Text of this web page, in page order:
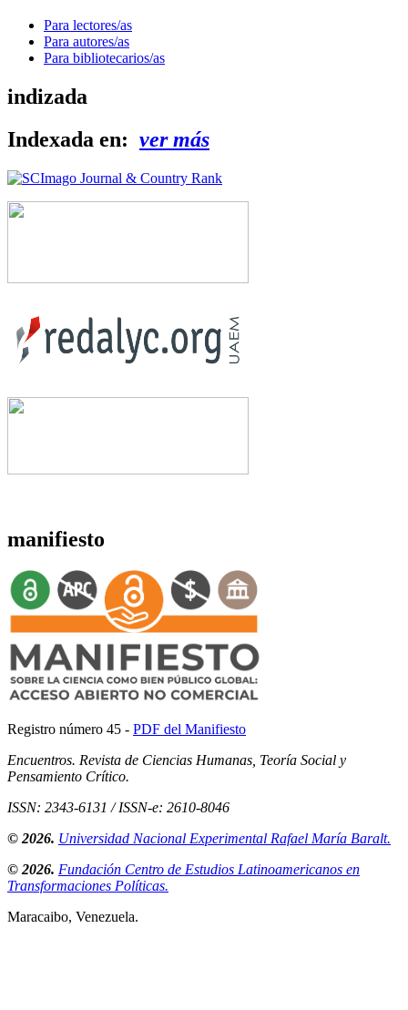
Para lectores/as
Para autores/as
Para bibliotecarios/as
indizada
Indexada en: ver más
manifiesto
Registro número 45 - PDF del Manifiesto
Encuentros. Revista de Ciencias Humanas, Teoría Social y
Pensamiento Crítico.
ISSN: 2343-6131 / ISSN-e: 2610-8046
© 2026. Universidad Nacional Experimental Rafael María Baralt.
© 2026. Fundación Centro de Estudios Latinoamericanos en
Transformaciones Políticas.
Maracaibo, Venezuela.